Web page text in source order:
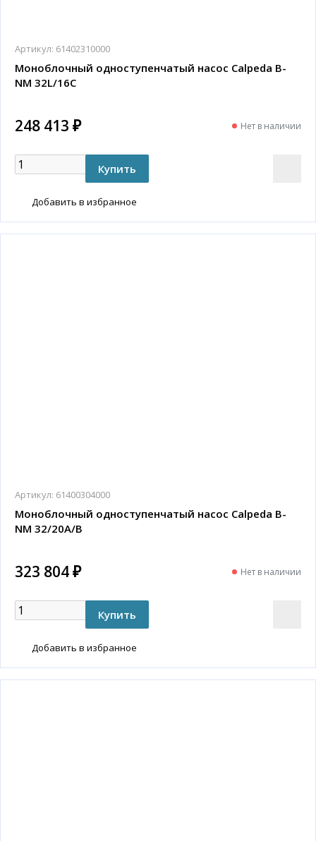
Артикул: 61402310000
Моноблочный одноступенчатый насос Calpeda B-
NM 32L/16C
248 413 ₽ Нет в наличии
Добавить в избранное
Артикул: 61400304000
Моноблочный одноступенчатый насос Calpeda B-
NM 32/20A/B
323 804 ₽ Нет в наличии
Добавить в избранное